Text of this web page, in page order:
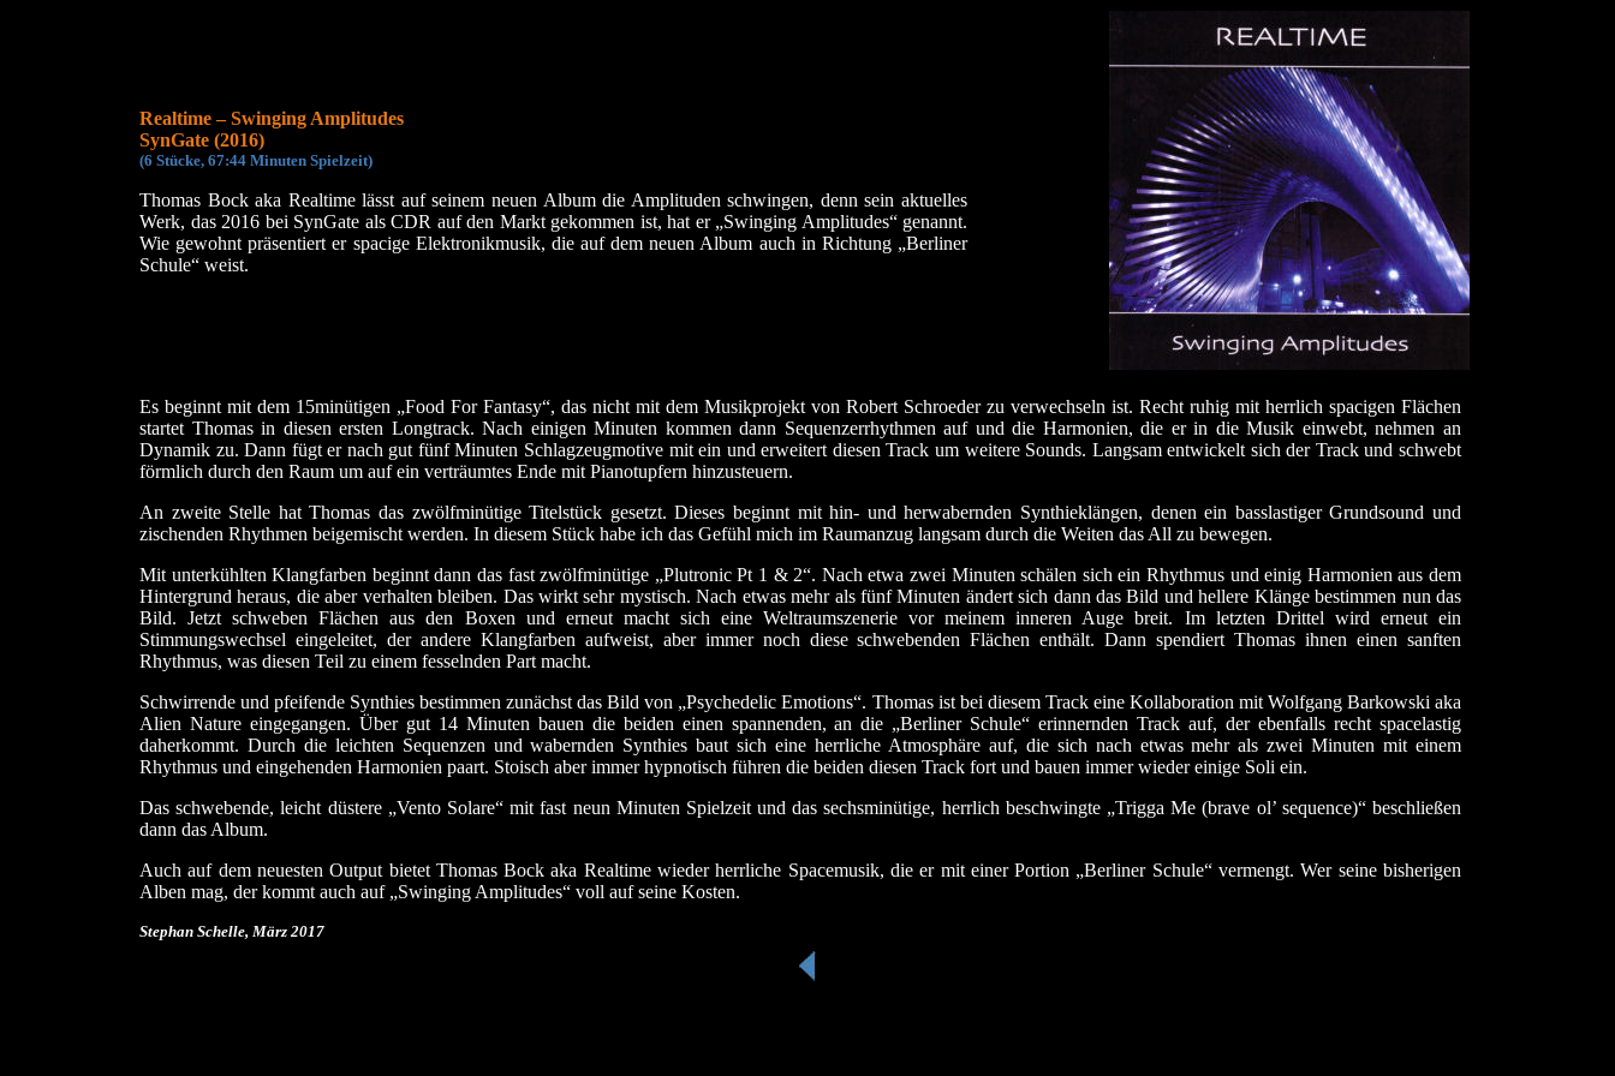
Realtime – Swinging Amplitudes
SynGate (2016)
(6 Stücke, 67:44 Minuten Spielzeit)
Thomas Bock aka Realtime lässt auf seinem neuen Album die Amplituden schwingen, denn sein aktuelles
Werk, das 2016 bei SynGate als CDR auf den Markt gekommen ist, hat er „Swinging Amplitudes“ genannt.
Wie gewohnt präsentiert er spacige Elektronikmusik, die auf dem neuen Album auch in Richtung „Berliner
Schule“ weist.
Es beginnt mit dem 15minütigen „Food For Fantasy“, das nicht mit dem Musikprojekt von Robert Schroeder zu verwechseln ist. Recht ruhig mit herrlich spacigen Flächen
startet Thomas in diesen ersten Longtrack. Nach einigen Minuten kommen dann Sequenzerrhythmen auf und die Harmonien, die er in die Musik einwebt, nehmen an
Dynamik zu. Dann fügt er nach gut fünf Minuten Schlagzeugmotive mit ein und erweitert diesen Track um weitere Sounds. Langsam entwickelt sich der Track und schwebt
förmlich durch den Raum um auf ein verträumtes Ende mit Pianotupfern hinzusteuern.
An zweite Stelle hat Thomas das zwölfminütige Titelstück gesetzt. Dieses beginnt mit hin- und herwabernden Synthieklängen, denen ein basslastiger Grundsound und
zischenden Rhythmen beigemischt werden. In diesem Stück habe ich das Gefühl mich im Raumanzug langsam durch die Weiten das All zu bewegen.
Mit unterkühlten Klangfarben beginnt dann das fast zwölfminütige „Plutronic Pt 1 & 2“. Nach etwa zwei Minuten schälen sich ein Rhythmus und einig Harmonien aus dem
Hintergrund heraus, die aber verhalten bleiben. Das wirkt sehr mystisch. Nach etwas mehr als fünf Minuten ändert sich dann das Bild und hellere Klänge bestimmen nun das
Bild. Jetzt schweben Flächen aus den Boxen und erneut macht sich eine Weltraumszenerie vor meinem inneren Auge breit. Im letzten Drittel wird erneut ein
Stimmungswechsel eingeleitet, der andere Klangfarben aufweist, aber immer noch diese schwebenden Flächen enthält. Dann spendiert Thomas ihnen einen sanften
Rhythmus, was diesen Teil zu einem fesselnden Part macht.
Schwirrende und pfeifende Synthies bestimmen zunächst das Bild von „Psychedelic Emotions“. Thomas ist bei diesem Track eine Kollaboration mit Wolfgang Barkowski aka
Alien Nature eingegangen. Über gut 14 Minuten bauen die beiden einen spannenden, an die „Berliner Schule“ erinnernden Track auf, der ebenfalls recht spacelastig
daherkommt. Durch die leichten Sequenzen und wabernden Synthies baut sich eine herrliche Atmosphäre auf, die sich nach etwas mehr als zwei Minuten mit einem
Rhythmus und eingehenden Harmonien paart. Stoisch aber immer hypnotisch führen die beiden diesen Track fort und bauen immer wieder einige Soli ein.
Das schwebende, leicht düstere „Vento Solare“ mit fast neun Minuten Spielzeit und das sechsminütige, herrlich beschwingte „Trigga Me (brave ol’ sequence)“ beschließen
dann das Album.
Auch auf dem neuesten Output bietet Thomas Bock aka Realtime wieder herrliche Spacemusik, die er mit einer Portion „Berliner Schule“ vermengt. Wer seine bisherigen
Alben mag, der kommt auch auf „Swinging Amplitudes“ voll auf seine Kosten.
Stephan Schelle, März 2017